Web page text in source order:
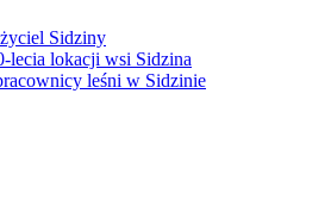
Sidziny
lecia lokacji wsi Sidzina
leśni w Sidzinie